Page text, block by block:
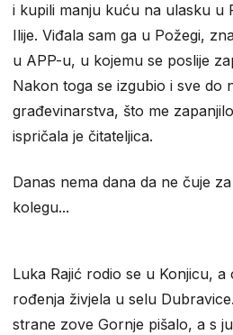
i kupili manju kuću na ulasku u
Ilije. Viđala sam ga u Požegi,
u APP-u, u kojemu se poslije
Nakon toga se izgubio i sve do
građevinarstva, što me
ispričala je čitateljica.
Danas nema dana da ne čuje
kolegu...
Luka Rajić rodio se u Konjicu, a
rođenja živjela u selu
strane zove Gornje pišalo, a s